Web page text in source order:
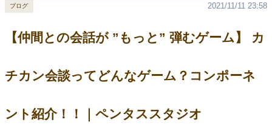
【仲間との会話が ”もっと” 弾むゲーム】 カ
チカン会談ってどんなゲーム？コンポーネ
ント紹介！！｜ペンタススタジオ
2021/11/11 23:58
ブログ